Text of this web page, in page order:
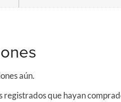
aún.
registrados que hayan